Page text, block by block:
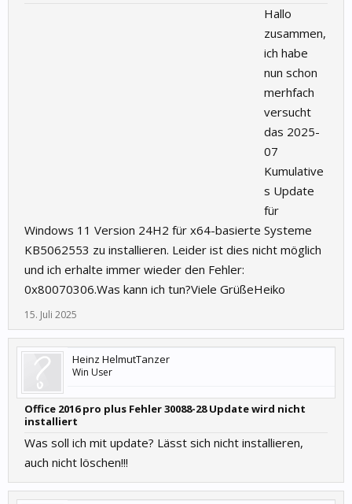
Hallo
zusammen,
ich habe
nun schon
merhfach
versucht
das 2025-
07
Kumulative
s Update
für
Windows 11 Version 24H2 für x64-basierte Systeme
KB5062553 zu installieren. Leider ist dies nicht möglich
und ich erhalte immer wieder den Fehler:
0x80070306.Was kann ich tun?Viele GrüßeHeiko
15. Juli 2025
Heinz HelmutTanzer
Win User
Office 2016 pro plus Fehler 30088-28 Update wird nicht
installiert
Was soll ich mit update? Lässt sich nicht installieren,
auch nicht löschen!!!